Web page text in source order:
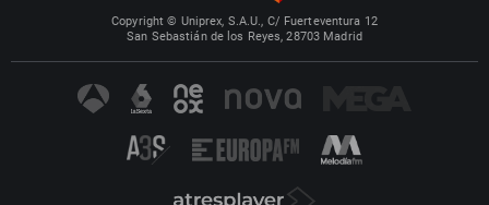
Copyright © Uniprex, S.A.U., C/ Fuerteventura 12
San Sebastián de los Reyes, 28703 Madrid